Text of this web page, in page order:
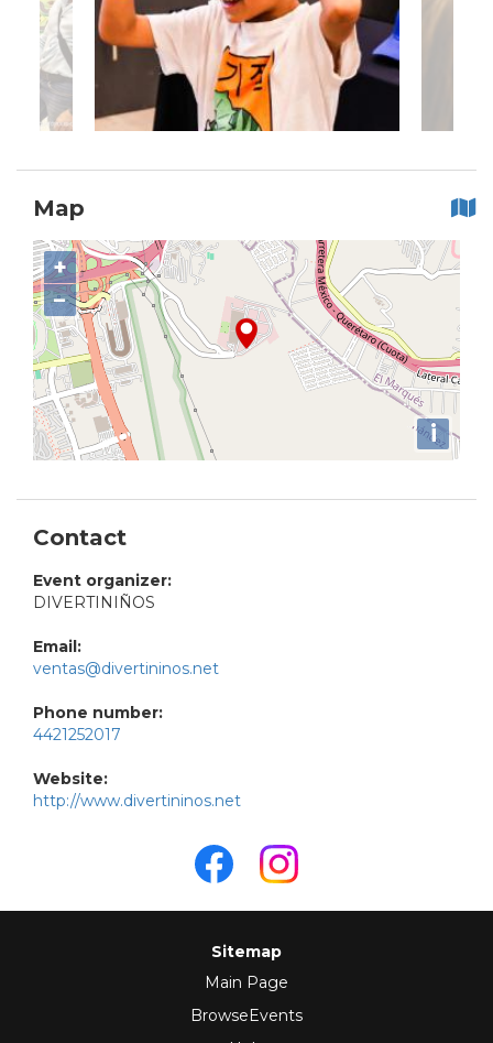
Map
+
−
i
Contact
Event organizer:
DIVERTINIÑOS
Email:
ventas@divertininos.net
Phone number:
4421252017
Website:
http://www.divertininos.net
Sitemap
Main Page
BrowseEvents